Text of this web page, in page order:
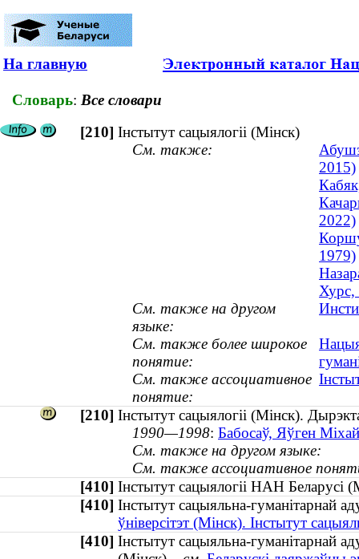
На главную
Словарь: Все словари
[210] Інстытут сацыялогіі (Мінск)
См. также:
2015)
2022)
1979)
Хурс,
См. также на другом
языке:
См. также более широкое
понятие:
См. также ассоциативное
понятие:
[210] Інстытут сацыялогіі (Мінск).
1990—1998: Бабосаў, Яўген
См. также на другом языке:
См. также ассоциативное
[410] Інстытут сацыялогіі НАН
[410] Інстытут сацыяльна-
ўніверсітэт (Мінск). Інстытут
[410] Інстытут сацыяльна-гуманітарнай